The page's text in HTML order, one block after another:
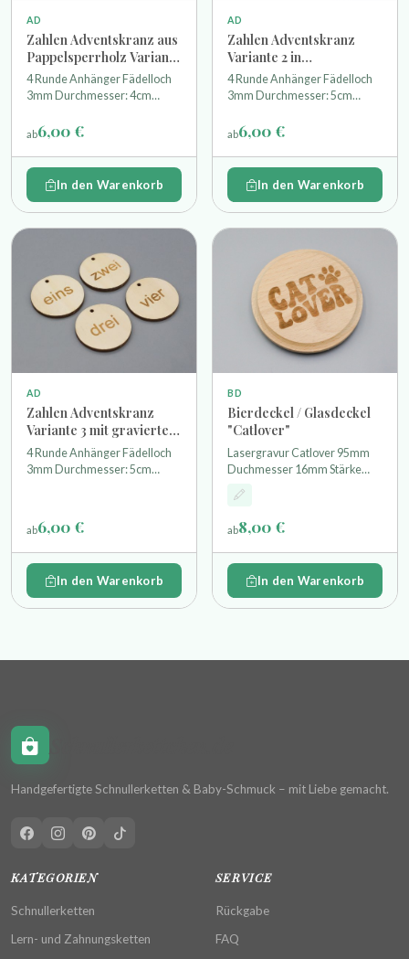
AD
Zahlen Adventskranz aus
Pappelsperrholz Variante
1
4 Runde Anhänger Fädelloch
3mm Durchmesser: 4cm
einseitig geschliffen
Laserzuschnitt
ab6,00 €
In den Warenkorb
AD
Zahlen Adventskranz
Variante 2 in
geschwungener Schrift
4 Runde Anhänger Fädelloch
3mm Durchmesser: 5cm
einseitig geschliffen
Laserzuschnitt
ab6,00 €
In den Warenkorb
AD
Zahlen Adventskranz
Variante 3 mit gravierter
Schrift
4 Runde Anhänger Fädelloch
3mm Durchmesser: 5cm
Anfertigungsart:
Laserzuschnitt
ab6,00 €
In den Warenkorb
BD
Bierdeckel / Glasdeckel
"Catlover"
Lasergravur Catlover 95mm
Duchmesser 16mm Stärke
Buchenholz
ab8,00 €
In den Warenkorb
Handgefertigte Schnullerketten & Baby-Schmuck – mit Liebe gemacht.
KATEGORIEN
Schnullerketten
Lern- und Zahnungsketten
SERVICE
Rückgabe
FAQ